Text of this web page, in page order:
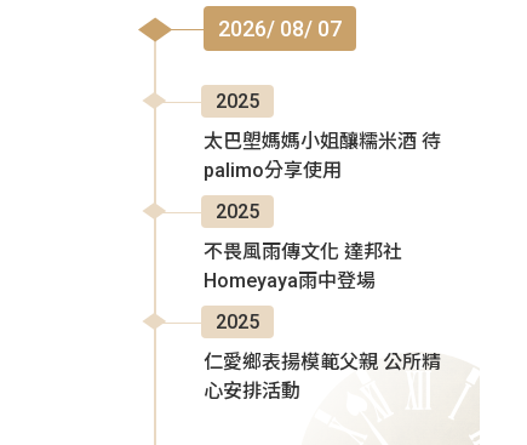
2026/ 08/ 07
2025
太巴塱媽媽小姐釀糯米酒 待
palimo分享使用
2025
不畏風雨傳文化 達邦社
Homeyaya雨中登場
2025
仁愛鄉表揚模範父親 公所精
心安排活動